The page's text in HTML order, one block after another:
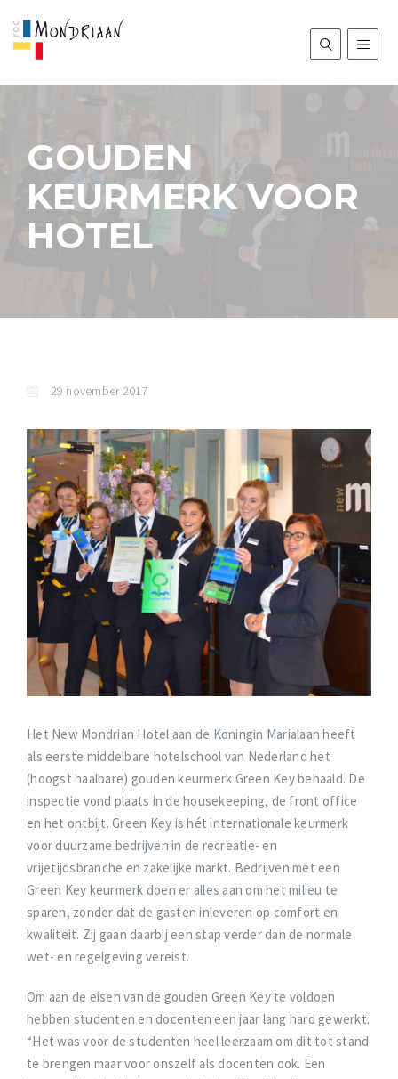
GOUDEN
KEURMERK VOOR
HOTEL
29 november 2017
Het New Mondrian Hotel aan de Koningin Marialaan heeft
als eerste middelbare hotelschool van Nederland het
(hoogst haalbare) gouden keurmerk Green Key behaald. De
inspectie vond plaats in de housekeeping, de front office
en het ontbijt. Green Key is hét internationale keurmerk
voor duurzame bedrijven in de recreatie- en
vrijetijdsbranche en zakelijke markt. Bedrijven met een
Green Key keurmerk doen er alles aan om het milieu te
sparen, zonder dat de gasten inleveren op comfort en
kwaliteit. Zij gaan daarbij een stap verder dan de normale
wet- en regelgeving vereist.
Om aan de eisen van de gouden Green Key te voldoen
hebben studenten en docenten een jaar lang hard gewerkt.
“Het was voor de studenten heel leerzaam om dit tot stand
te brengen maar voor onszelf als docenten ook. Een